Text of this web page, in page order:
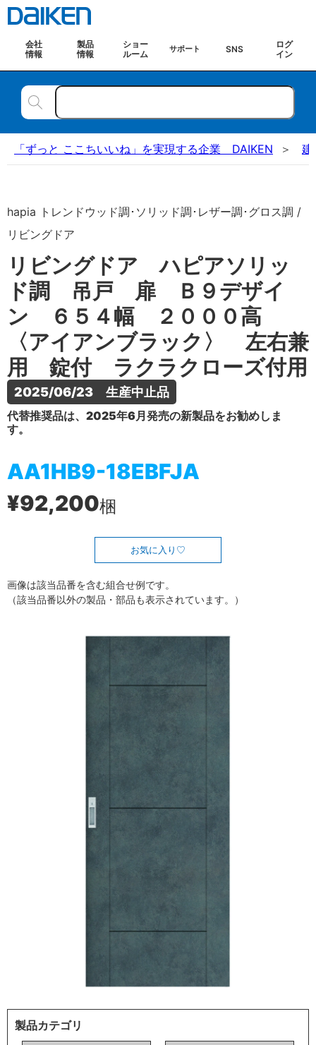
会社
情報
製品
情報
ショー
ルーム
サポート SNS
ログ
イン
「ずっと ここちいいね」を実現する企業 DAIKEN 建
hapia トレンドウッド調･ソリッド調･レザー調･グロス調 /
リビングドア
リビングドア ハピアソリッ
ド調 吊戸 扉 Ｂ９デザイ
ン ６５４幅 ２０００高
〈アイアンブラック〉 左右兼
用 錠付 ラクラクローズ付用
2025/06/23　生産中止品
代替推奨品は、2025年6月発売の新製品をお勧めしま
す。
AA1HB9-18EBFJA
¥92,200梱
お気に入り
画像は該当品番を含む組合せ例です。
（該当品番以外の製品・部品も表示されています。）
製品カテゴリ